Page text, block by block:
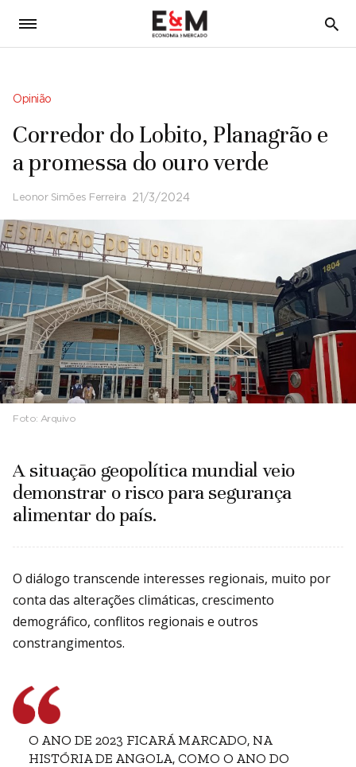
5
Opinião
Corredor do Lobito, Planagrão e
a promessa do ouro verde
Leonor Simões Ferreira 21/3/2024
Foto: Arquivo
A situação geopolítica mundial veio
demonstrar o risco para segurança
alimentar do país.
O diálogo transcende interesses regionais, muito por
conta das alterações climáticas, crescimento
demográfico, conflitos regionais e outros
constrangimentos.
O ANO DE 2023 FICARÁ MARCADO, NA
HISTÓRIA DE ANGOLA, COMO O ANO DO